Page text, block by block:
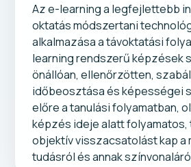
Az e-learning a legfejlettebb
oktatás módszertani
alkalmazása a távoktatási
learning rendszerű képzések
önállóan, ellenőrzötten,
időbeosztása és képességei
előre a tanulási folyamatban,
képzés ideje alatt folyamatos,
objektív visszacsatolást kap
tudásról és annak